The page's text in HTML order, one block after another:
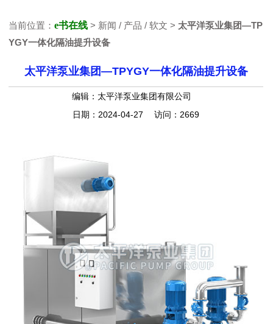
当前位置：e书在线 > 新闻 / 产品 / 软文 > 太平洋泵业集团—TP
YGY一体化隔油提升设备
太平洋泵业集团—TPYGY一体化隔油提升设备
编辑：太平洋泵业集团有限公司
日期：2024-04-27 访问：2669